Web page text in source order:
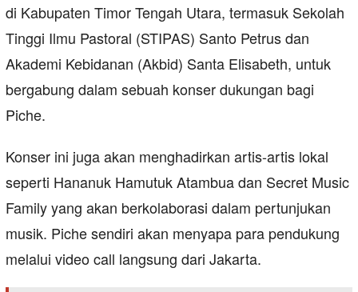
di Kabupaten Timor Tengah Utara, termasuk Sekolah
Tinggi Ilmu Pastoral (STIPAS) Santo Petrus dan
Akademi Kebidanan (Akbid) Santa Elisabeth, untuk
bergabung dalam sebuah konser dukungan bagi
Piche.
Konser ini juga akan menghadirkan artis-artis lokal
seperti Hananuk Hamutuk Atambua dan Secret Music
Family yang akan berkolaborasi dalam pertunjukan
musik. Piche sendiri akan menyapa para pendukung
melalui video call langsung dari Jakarta.